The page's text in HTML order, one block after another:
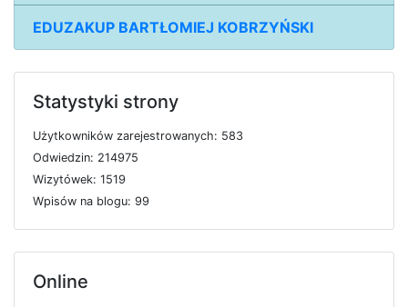
EDUZAKUP BARTŁOMIEJ KOBRZYŃSKI
Statystyki strony
Użytkowników zarejestrowanych: 583
Odwiedzin: 214975
Wizytówek: 1519
Wpisów na blogu: 99
Online